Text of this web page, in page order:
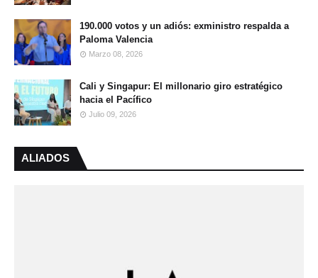
190.000 votos y un adiós: exministro respalda a
Paloma Valencia
Marzo 08, 2026
Cali y Singapur: El millonario giro estratégico
hacia el Pacífico
Julio 09, 2026
ALIADOS